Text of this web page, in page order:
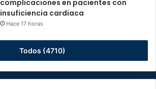
complicaciones en pacientes con
insuficiencia cardiaca
Hace 17 horas
Todos (4710)